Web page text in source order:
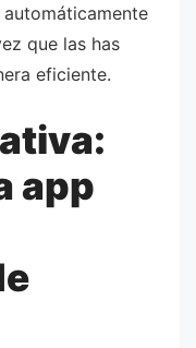
que las has
eficiente.
app